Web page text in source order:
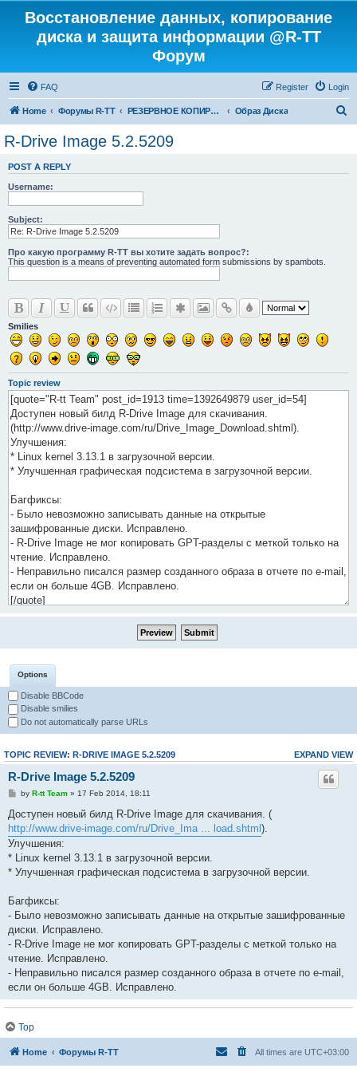
Восстановление данных, копирование
диска и защита информации @R-TT
Форум
FAQ Login
Register
Home Форумы R-TT РЕЗЕРВНОЕ КОПИРОВАНИЕ И ВОССТАНОВЛЕНИЕ СИСТЕМ Образ Диска
R-Drive Image 5.2.5209
POST A REPLY
Username:
Subject:
Про какую программу R-TT вы хотите задать вопрос?:
This question is a means of preventing automated form submissions by spambots.
Smilies
Topic review
Options
Disable BBCode
Disable smilies
Do not automatically parse URLs
EXPAND VIEW
TOPIC REVIEW: R-DRIVE IMAGE 5.2.5209
R-Drive Image 5.2.5209
by R-tt Team» 17 Feb 2014, 18:11
Доступен новый билд R-Drive Image для скачивания. (
http://www.drive-image.com/ru/Drive_Ima ... load.shtml ).
Улучшения:
* Linux kernel 3.13.1 в загрузочной версии.
* Улучшенная графическая подсистема в загрузочной версии.
Багфиксы:
- Было невозможно записывать данные на открытые зашифрованные
диски. Исправлено.
- R-Drive Image не мог копировать GPT-разделы с меткой только на
чтение. Исправлено.
- Неправильно писался размер созданного образа в отчете по e-mail,
если он больше 4GB. Исправлено.
Top
Home Форумы R-TT All times are UTC+03:00